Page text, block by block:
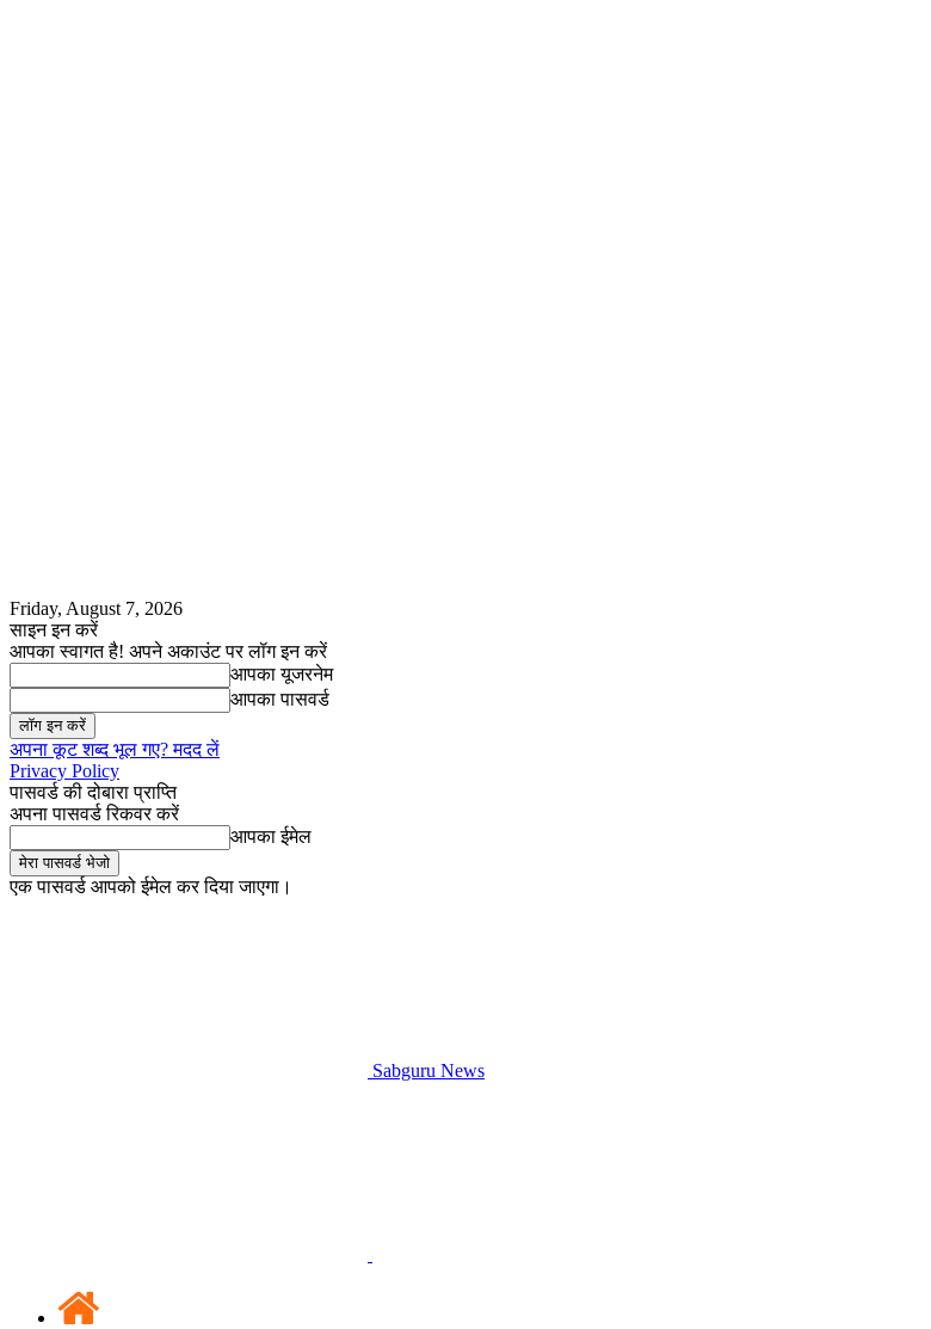
Friday, August 7, 2026
साइन इन करें
आपका स्वागत है! अपने अकाउंट पर लॉग इन करें
आपका यूजरनेम
आपका पासवर्ड
अपना कूट शब्द भूल गए? मदद लें
Privacy Policy
पासवर्ड की दोबारा प्राप्ति
अपना पासवर्ड रिकवर करें
आपका ईमेल
एक पासवर्ड आपको ईमेल कर दिया जाएगा।
Sabguru News